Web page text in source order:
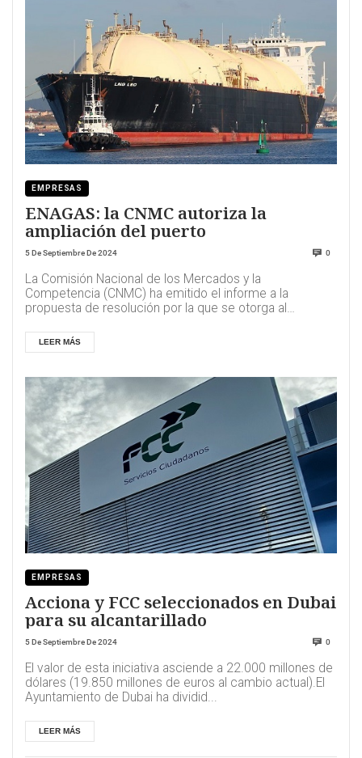
EMPRESAS
ENAGAS: la CNMC autoriza la
ampliación del puerto
5 De Septiembre De 2024 0
La Comisión Nacional de los Mercados y la
Competencia (CNMC) ha emitido el informe a la
propuesta de resolución por la que se otorga al
LEER MÁS
EMPRESAS
Acciona y FCC seleccionados en Dubai
para su alcantarillado
5 De Septiembre De 2024 0
El valor de esta iniciativa asciende a 22.000 millones de
dólares (19.850 millones de euros al cambio actual).El
Ayuntamiento de Dubai ha dividid...
LEER MÁS